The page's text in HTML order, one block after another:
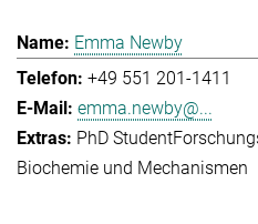
Emma Newby
+49 551 201-1411
emma.newby@...
PhD Student
Biochemie und Mechanismen